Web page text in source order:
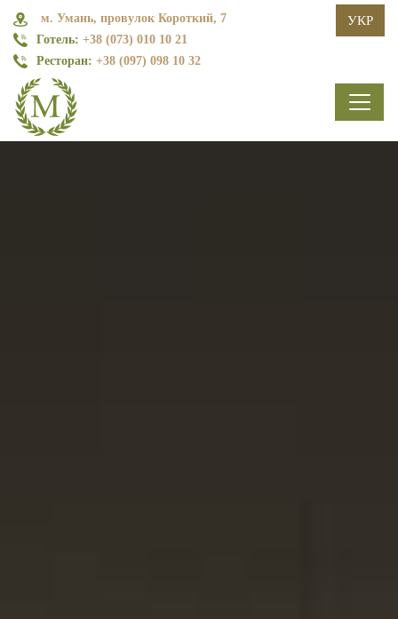
м. Умань, провулок Короткий, 7
Готель: +38 (073) 010 10 21
Ресторан: +38 (097) 098 10 32
УКР